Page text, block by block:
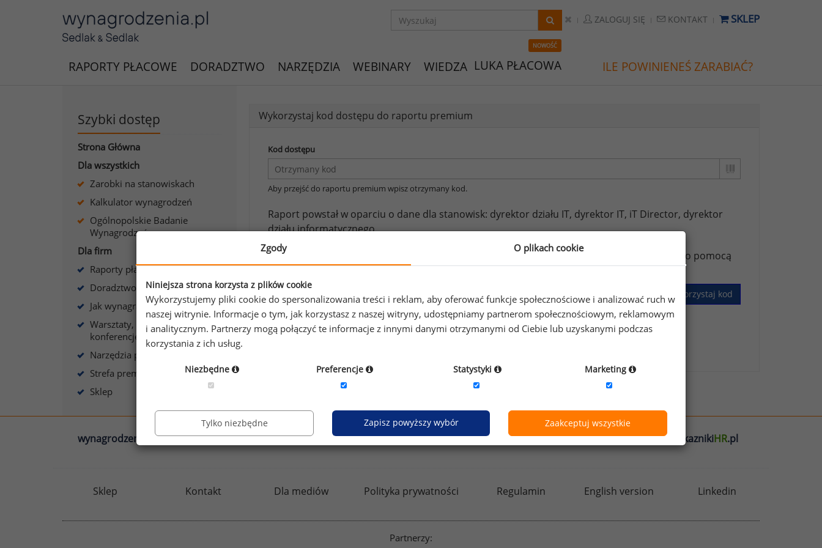
ZALOGUJ SIĘ KONTAKT SKLEP
RAPORTY PŁACOWE DORADZTWO NARZĘDZIA WEBINARY WIEDZA
NOWOŚĆ
LUKA PŁACOWA ILE POWINIENEŚ ZARABIAĆ?
Szybki dostęp
Strona Główna
Dla wszystkich
Zarobki na stanowiskach
Kalkulator wynagrodzeń
Ogólnopolskie Badanie
Wynagrodzeń
Dla firm
Raporty płacowe dla firm
Doradztwo płacowe
Jak wynagradzać?
Warsztaty, szkolenia,
konferencje
Narzędzia płacowe
Strefa premium
Sklep
Wykorzystaj kod dostępu do raportu premium
Kod dostępu
Aby przejść do raportu premium wpisz otrzymany kod.
Raport powstał w oparciu o dane dla stanowisk: dyrektor działu IT, dyrektor IT, iT Director, dyrektor
działu informatycznego.
Jeżeli posiadasz dostęp, do pełnego raportu jednego z powyższych stanowisk możesz za jego pomocą
sprawdzić raporty dla pozostałych.
Wykorzystaj kod
Aby otrzymać darmowy kod dostępu weź udział wOgólnopolskim Badaniu Wynagrodzeń
wynagrodzenia.pl sedlak.pl kfw.sedlak.pl rynekpracy.pl raportyplacowe.pl badaniaHR.pl wskaznikiHR.pl
Sklep Kontakt Dla mediów Polityka prywatności Regulamin English version Linkedin
Partnerzy:
Zgody O plikach cookie
Niniejsza strona korzysta z plików cookie
Wykorzystujemy pliki cookie do spersonalizowania treści i reklam, aby oferować funkcje społecznościowe i analizować ruch w
naszej witrynie. Informacje o tym, jak korzystasz z naszej witryny, udostępniamy partnerom społecznościowym, reklamowym
i analitycznym. Partnerzy mogą połączyć te informacje z innymi danymi otrzymanymi od Ciebie lub uzyskanymi podczas
korzystania z ich usług.
Niezbędne Preferencje Statystyki Marketing
Tylko niezbędne Zapisz powyższy wybór Zaakceptuj wszystkie